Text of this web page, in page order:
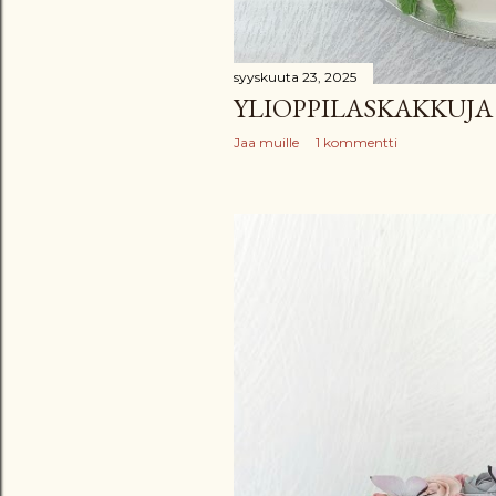
syyskuuta 23, 2025
YLIOPPILASKAKKUJA
Jaa muille 1 kommentti